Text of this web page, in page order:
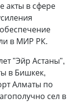
акты в сфере
в МИР РК.
"Эйр Астаны",
в Бишкек,
Алматы по
сел в